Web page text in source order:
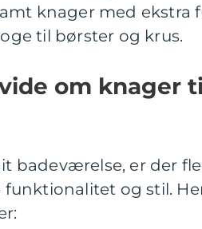
knager med ekstra
til børster og krus.
om knager
badeværelse, er der
funktionalitet og stil.